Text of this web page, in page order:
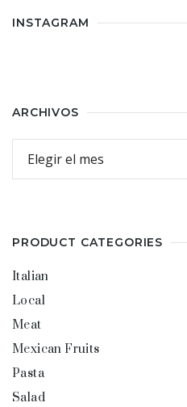
INSTAGRAM
ARCHIVOS
PRODUCT CATEGORIES
Italian
Local
Meat
Mexican Fruits
Pasta
Salad